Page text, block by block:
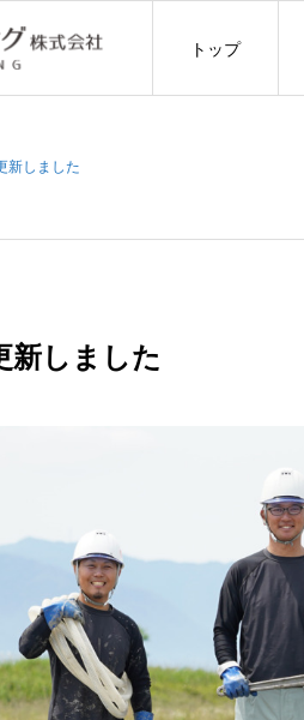
トップ
新しました
新しました